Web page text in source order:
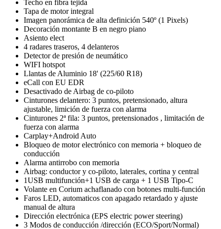
Techo en fibra tejida
Tapa de motor integral
Imagen panorámica de alta definición 540º (1 Pixels)
Decoración montante B en negro piano
Asiento elect
4 radares traseros, 4 delanteros
Detector de presión de neumático
WIFI hotspot
Llantas de Aluminio 18' (225/60 R18)
eCall con EU EDR
Desactivado de Airbag de co-piloto
Cinturones delantero: 3 puntos, pretensionado, altura
ajustable, limición de fuerza con alarma
Cinturones 2ª fila: 3 puntos, pretensionados , limitación de
fuerza con alarma
Carplay+Android Auto
Bloqueo de motor electrónico con memoria + bloqueo de
conducción
Alarma antirrobo con memoria
Airbag: conductor y co-piloto, laterales, cortina y central
1USB multifunción+1 USB de carga + 1 USB Tipo-C
Volante en Corium achaflanado con botones multi-función
Faros LED, automaticos con apagado retardado y ajuste
manual de altura
Dirección electrónica (EPS electric power steering)
3 Modos de conducción /dirección (ECO/Sport/Normal)